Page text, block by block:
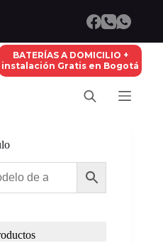
BATERÍAS A DOMICILIO +
instalación Gratis en Bogotá